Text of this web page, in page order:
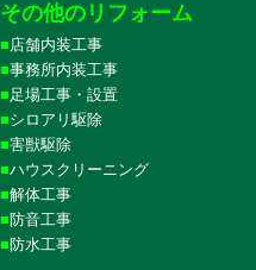
その他のリフォーム
店舗内装工事
事務所内装工事
足場工事・設置
シロアリ駆除
害獣駆除
ハウスクリーニング
解体工事
防音工事
防水工事